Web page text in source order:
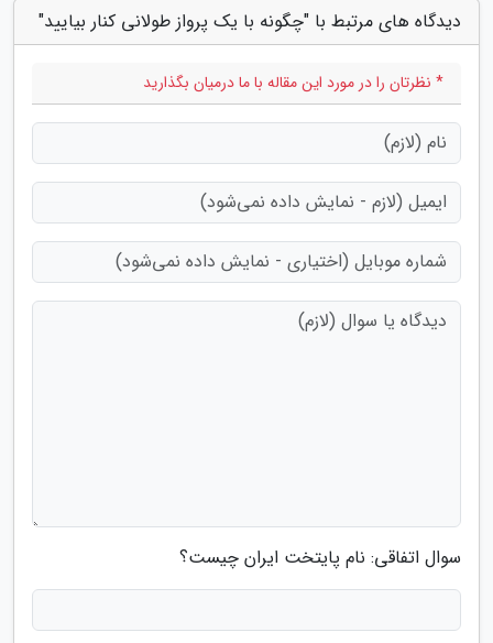
دیدگاه های مرتبط با "چگونه با یک پرواز طولانی کنار بیایید"
* نظرتان را در مورد این مقاله با ما درمیان بگذارید
سوال اتفاقی: نام پایتخت ایران چیست؟